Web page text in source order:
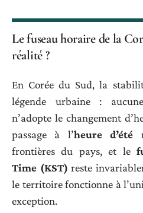
Le fuseau horaire de la
réalité ?
En Corée du Sud, la
légende urbaine :
n’adopte le changement
passage à l’heure d’été
frontières du pays, et le
Time (KST) reste
le territoire fonctionne à
exception.